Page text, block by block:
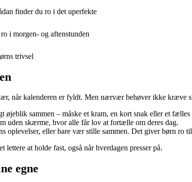
finder du ro i det uperfekte
i morgen- og aftenstunden
trivsel
når kalenderen er fyldt. Men nærvær behøver ikke kræve
øjeblik sammen – måske et kram, en kort snak eller et fælles
uden skærme, hvor alle får lov at fortælle om deres dag.
oplevelser, eller bare vær stille sammen. Det giver børn ro
at holde fast, også når hverdagen presser på.
egne